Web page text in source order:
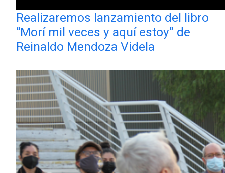
Realizaremos lanzamiento del libro
“Morí mil veces y aquí estoy” de
Reinaldo Mendoza Videla